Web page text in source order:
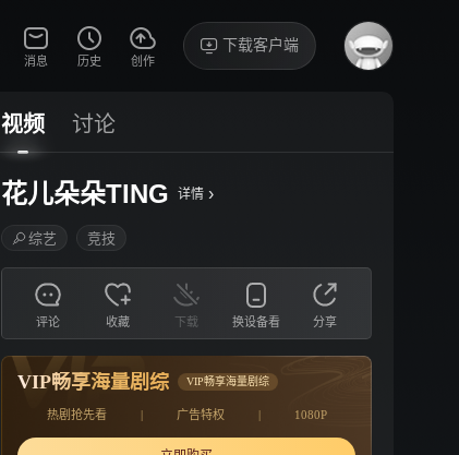
消息 历史 创作
下载客户端
视频 讨论
花儿朵朵TING 详情 ›
综艺 竞技
评论 收藏 下载 换设备看 分享
VIP畅享海量剧综 VIP畅享海量剧综
热剧抢先看 | 广告特权 | 1080P